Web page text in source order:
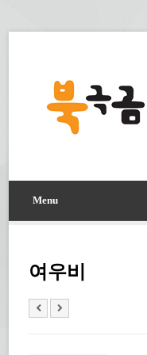
Menu
여우비